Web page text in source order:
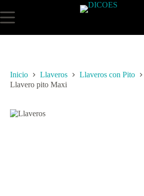
Inicio Llaveros
Llaveros con Pito
Llavero pito Maxi